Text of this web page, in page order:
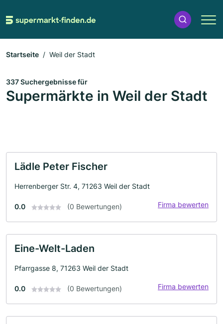
Startseite Weil der Stadt
337 Suchergebnisse für
Supermärkte in Weil der Stadt
Lädle Peter Fischer
Herrenberger Str. 4, 71263 Weil der Stadt
0.0 (0 Bewertungen) Firma bewerten
Eine-Welt-Laden
Pfarrgasse 8, 71263 Weil der Stadt
0.0 (0 Bewertungen) Firma bewerten